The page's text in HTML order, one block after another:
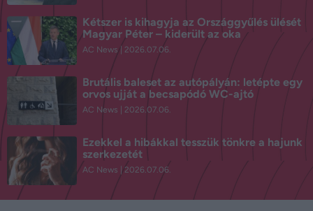
Kétszer is kihagyja az Országgyűlés ülését
Magyar Péter – kiderült az oka
AC News 2026.07.06.
Brutális baleset az autópályán: letépte egy
orvos ujját a becsapódó WC-ajtó
AC News 2026.07.06.
Ezekkel a hibákkal tesszük tönkre a hajunk
szerkezetét
AC News 2026.07.06.